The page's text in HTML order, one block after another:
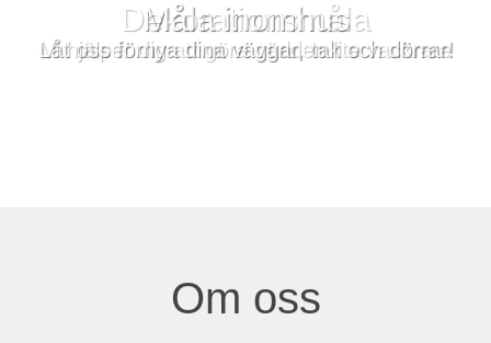
Måla inomhus
Låt oss förnya dina väggar, tak och dörrar!
Om oss